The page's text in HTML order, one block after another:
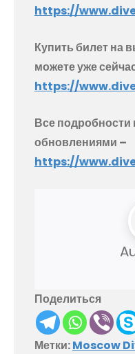
https://
Купить билет на
можете уже
https://
Все подробности
обновлениями –
https://
Поделиться
Метки:Moscow